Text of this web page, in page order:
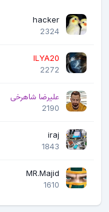
hacker
2324
ILYA20
2272
علیرضا شاهرخی
2190
iraj
1843
MR.Majid
1610